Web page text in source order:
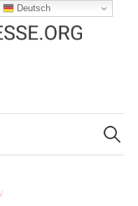
Suchen
nach:
Deutsch